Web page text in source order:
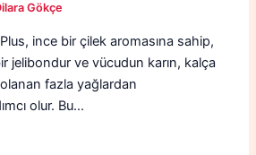
Gökçe
ince bir çilek aromasına sahip,
jelibondur ve vücudun karın, kalça
fazla yağlardan
olur. Bu…